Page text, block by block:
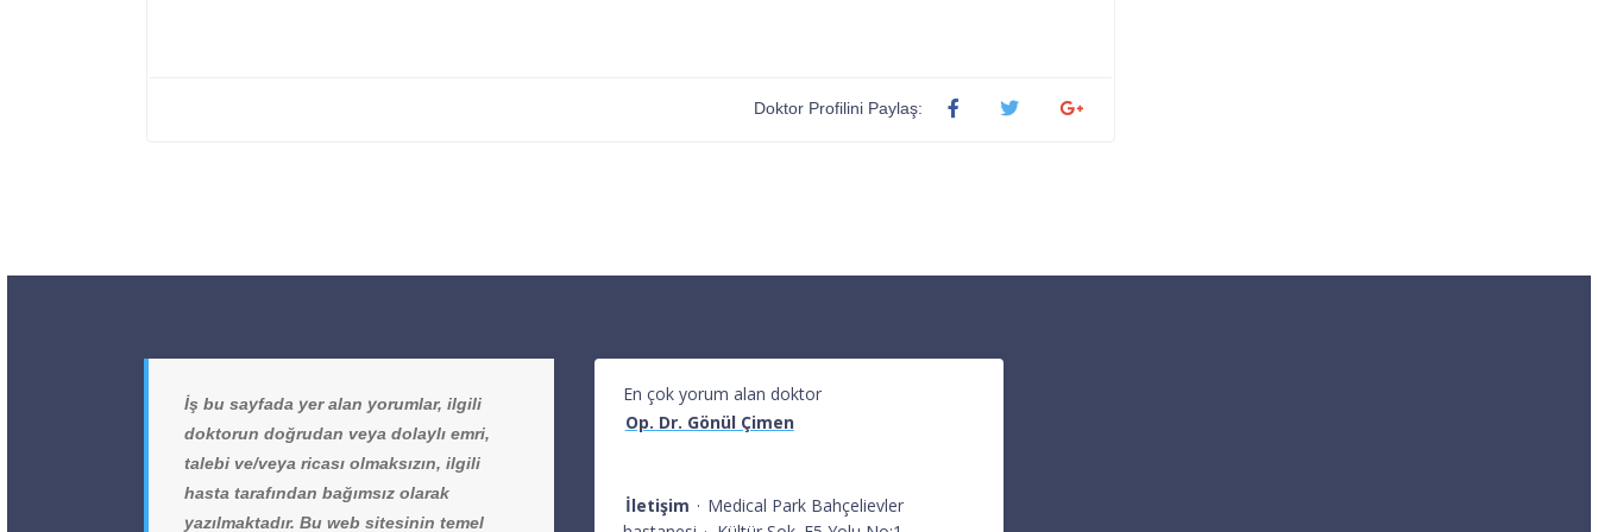
Doktor Profilini Paylaş:
İş bu sayfada yer alan yorumlar, ilgili
doktorun doğrudan veya dolaylı emri,
talebi ve/veya ricası olmaksızın, ilgili
hasta tarafından bağımsız olarak
yazılmaktadır. Bu web sitesinin temel
En çok yorum alan doktor
Op. Dr. Gönül Çimen
İletişim · Medical Park Bahçelievler